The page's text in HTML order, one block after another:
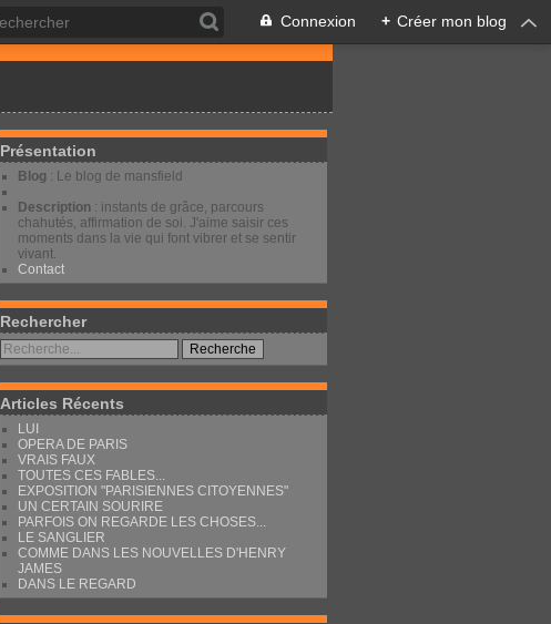
Connexion + Créer mon blog
Présentation
Blog : Le blog de mansfield
Description : instants de grâce, parcours
chahutés, affirmation de soi. J'aime saisir ces
moments dans la vie qui font vibrer et se sentir
vivant.
Contact
Rechercher
Articles Récents
LUI
OPERA DE PARIS
VRAIS FAUX
TOUTES CES FABLES...
EXPOSITION "PARISIENNES CITOYENNES"
UN CERTAIN SOURIRE
PARFOIS ON REGARDE LES CHOSES...
LE SANGLIER
COMME DANS LES NOUVELLES D'HENRY
JAMES
DANS LE REGARD